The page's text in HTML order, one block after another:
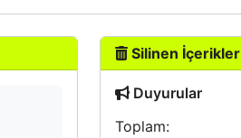
Silinen İçerikler
Duyurular
Toplam: